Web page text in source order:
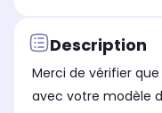
Description
Merci de vérifier
avec votre modèle